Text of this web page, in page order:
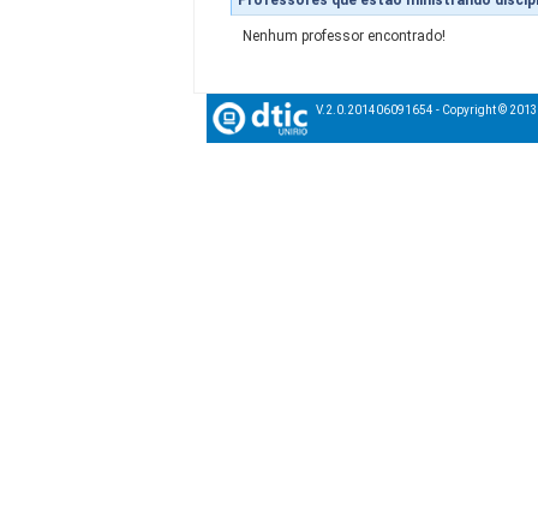
Nenhum professor encontrado!
V.2.0.201406091654 - Copyright ©